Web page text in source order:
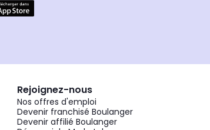
Rejoignez-nous
Nos offres d'emploi
Devenir franchisé Boulanger
Devenir affilié Boulanger